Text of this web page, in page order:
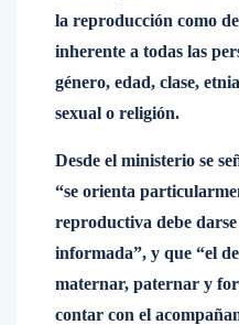
la reproducción como
inherente a todas las
género, edad, clase,
sexual o religión.
Desde el ministerio se
“se orienta
reproductiva debe
informada”, y que “el
maternar, paternar y
contar con el